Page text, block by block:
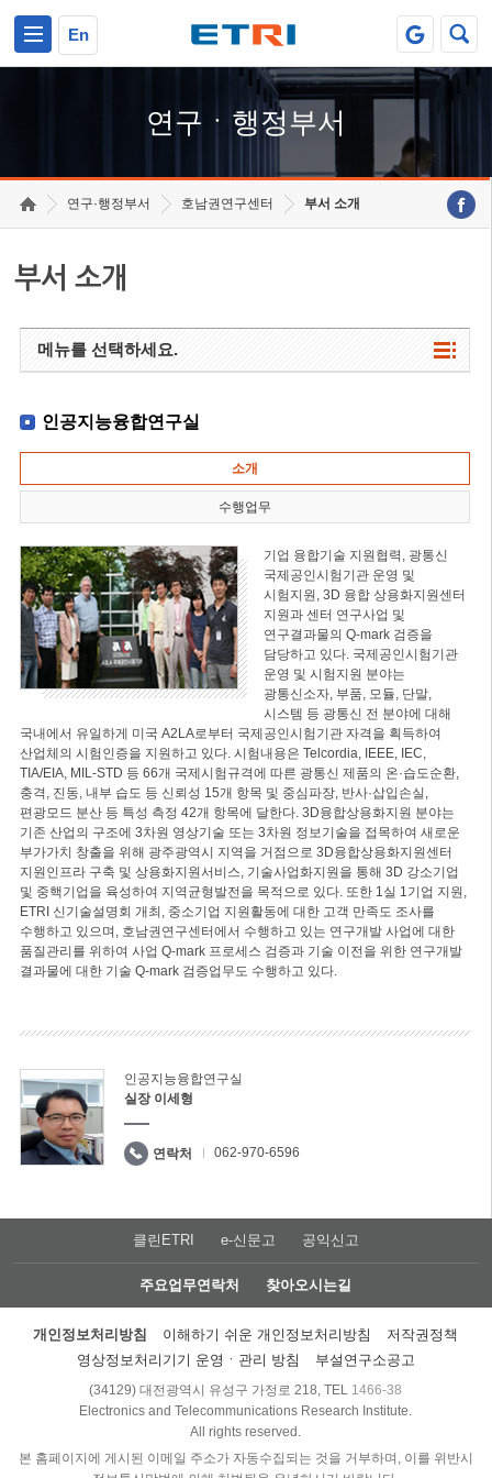
En
연구ㆍ행정부서
연구·행정부서 호남권연구센터 부서 소개
부서 소개
메뉴를 선택하세요.
인공지능융합연구실
소개
수행업무
기업 융합기술 지원협력, 광통신
국제공인시험기관 운영 및
시험지원, 3D 융합 상용화지원센터
지원과 센터 연구사업 및
연구결과물의 Q-mark 검증을
담당하고 있다. 국제공인시험기관
운영 및 시험지원 분야는
광통신소자, 부품, 모듈, 단말,
시스템 등 광통신 전 분야에 대해
국내에서 유일하게 미국 A2LA로부터 국제공인시험기관 자격을 획득하여
산업체의 시험인증을 지원하고 있다. 시험내용은 Telcordia, IEEE, IEC,
TIA/EIA, MIL-STD 등 66개 국제시험규격에 따른 광통신 제품의 온·습도순환,
충격, 진동, 내부 습도 등 신뢰성 15개 항목 및 중심파장, 반사·삽입손실,
편광모드 분산 등 특성 측정 42개 항목에 달한다. 3D융합상용화지원 분야는
기존 산업의 구조에 3차원 영상기술 또는 3차원 정보기술을 접목하여 새로운
부가가치 창출을 위해 광주광역시 지역을 거점으로 3D융합상용화지원센터
지원인프라 구축 및 상용화지원서비스, 기술사업화지원을 통해 3D 강소기업
및 중핵기업을 육성하여 지역균형발전을 목적으로 있다. 또한 1실 1기업 지원,
ETRI 신기술설명회 개최, 중소기업 지원활동에 대한 고객 만족도 조사를
수행하고 있으며, 호남권연구센터에서 수행하고 있는 연구개발 사업에 대한
품질관리를 위하여 사업 Q-mark 프로세스 검증과 기술 이전을 위한 연구개발
결과물에 대한 기술 Q-mark 검증업무도 수행하고 있다.
인공지능융합연구실
실장 이세형
연락처 062-970-6596
클린ETRI e-신문고 공익신고
주요업무연락처 찾아오시는길
개인정보처리방침 이해하기 쉬운 개인정보처리방침
저작권정책
영상정보처리기기 운영ㆍ관리 방침
부설연구소공고
(34129) 대전광역시 유성구 가정로 218, TEL 1466-38
Electronics and Telecommunications Research Institute.
All rights reserved.
본 홈페이지에 게시된 이메일 주소가 자동수집되는 것을 거부하며, 이를 위반시